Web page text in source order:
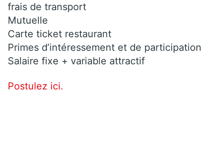
frais de transport
Mutuelle
Carte ticket restaurant
Primes d’intéressement et de participation
Salaire fixe + variable attractif
Postulez ici.